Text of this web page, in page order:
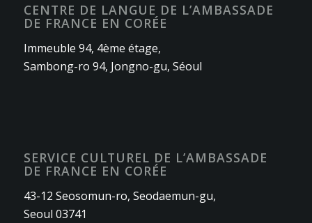
CENTRE DE LANGUE DE L’AMBASSADE
DE FRANCE EN CORÉE
Immeuble 94, 4ème étage,
Sambong-ro 94, Jongno-gu, Séoul
SERVICE CULTUREL DE L’AMBASSADE
DE FRANCE EN CORÉE
43-12 Seosomun-ro, Seodaemun-gu,
Seoul 03741